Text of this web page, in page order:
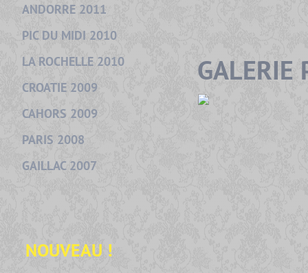
ANDORRE 2011
PIC DU MIDI 2010
LA ROCHELLE 2010
CROATIE 2009
CAHORS 2009
PARIS 2008
GAILLAC 2007
NOUVEAU !
GALERIE